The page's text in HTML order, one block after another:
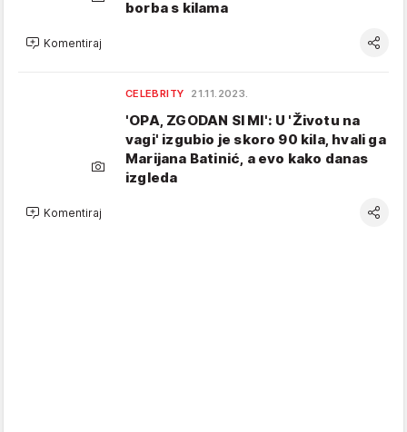
borba s kilama
Komentiraj
CELEBRITY 21.11.2023.
'OPA, ZGODAN SI MI': U 'Životu na
vagi' izgubio je skoro 90 kila, hvali ga
Marijana Batinić, a evo kako danas
izgleda
Komentiraj